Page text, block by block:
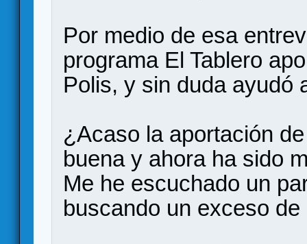
Por medio de esa
programa El Tablero
Polis, y sin duda ayudó
¿Acaso la aportación
buena y ahora ha sido
Me he escuchado un
buscando un exceso